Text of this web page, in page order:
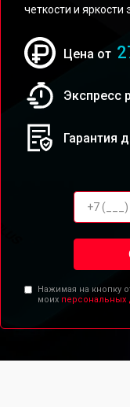
четкости и яркости
Цена от
Экспресс
Гарантия
Нажимая на кнопку
моих персональных